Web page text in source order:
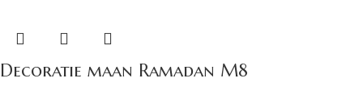
Decoratie maan Ramadan M8